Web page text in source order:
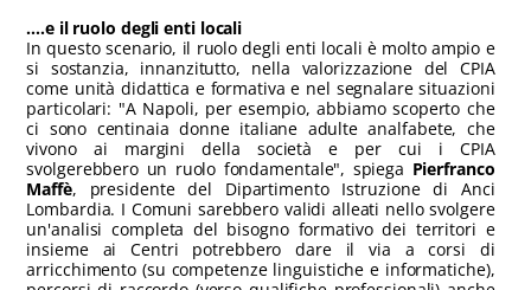
....e il ruolo degli enti locali
In questo scenario, il ruolo degli enti locali è molto ampio e
si sostanzia, innanzitutto, nella valorizzazione del CPIA
come unità didattica e formativa e nel segnalare situazioni
particolari: "A Napoli, per esempio, abbiamo scoperto che
ci sono centinaia donne italiane adulte analfabete, che
vivono ai margini della società e per cui i CPIA
svolgerebbero un ruolo fondamentale", spiega Pierfranco
Maffè, presidente del Dipartimento Istruzione di Anci
Lombardia. I Comuni sarebbero validi alleati nello svolgere
un'analisi completa del bisogno formativo dei territori e
insieme ai Centri potrebbero dare il via a corsi di
arricchimento (su competenze linguistiche e informatiche),